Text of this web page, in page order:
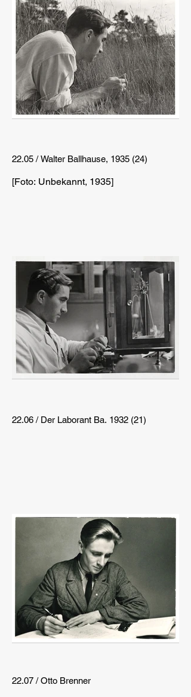
22.05 / Walter Ballhause, 1935 (24)
[Foto: Unbekannt, 1935]
22.06 / Der Laborant Ba. 1932 (21)
22.07 / Otto Brenner